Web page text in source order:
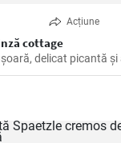
Acțiune
cottage
delicat picantă